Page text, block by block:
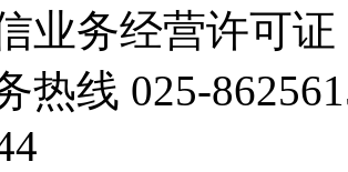
业务经营许可证
热线 025-